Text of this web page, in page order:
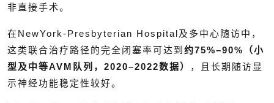
非直接手术。
在NewYork-Presbyterian Hospital及多中心随访中，
这类联合治疗路径的完全闭塞率可达到 约75%–90%（小
型及中等AVM队列，2020–2022数据）
，且长期随访显
示神经功能稳定性较好。